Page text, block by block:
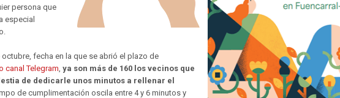
persona que
especial
fecha en la que se abrió el plazo de
canal Telegram, ya son más de 160 los vecinos que
de dedicarle unos minutos a rellenar el
de cumplimentación oscila entre 4 y 6 minutos y